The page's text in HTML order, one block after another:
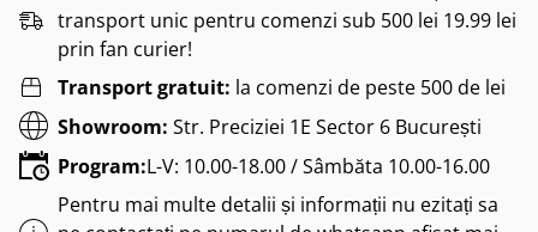
transport unic pentru comenzi sub 500 lei 19.99 lei
prin fan curier!
Transport gratuit: la comenzi de peste 500 de lei
Showroom: Str. Preciziei 1E Sector 6 București
Program:L-V: 10.00-18.00 / Sâmbăta 10.00-16.00
Pentru mai multe detalii și informații nu ezitați sa